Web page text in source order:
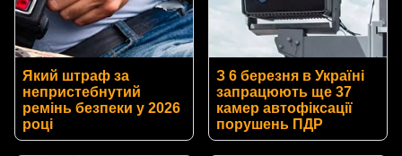
Який штраф за
непристебнутий
ремінь безпеки у 2026
році
З 6 березня в Україні
запрацюють ще 37
камер автофіксації
порушень ПДР